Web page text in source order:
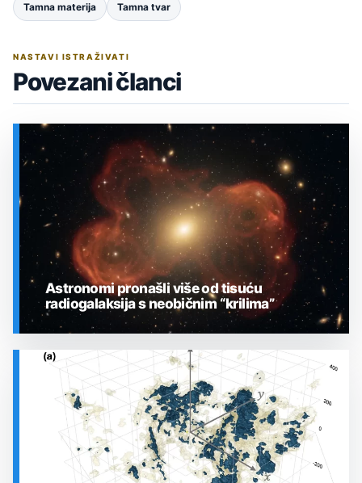
Tamna materija Tamna tvar
NASTAVI ISTRAŽIVATI
Povezani članci
SVEMIR
Astronomi pronašli više od tisuću
radiogalaksija s neobičnim “krilima”